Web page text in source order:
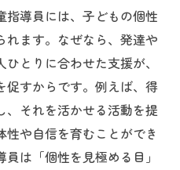
指導員には、子どもの個性
れます。なぜなら、発達や
とりに合わせた支援が、
促すからです。例えば、得
、それを活かせる活動を提
や自信を育むことができ
は「個性を見極める目」